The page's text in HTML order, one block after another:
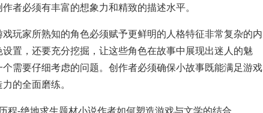
者必须有丰富的想象力和精致的描述水平。
玩家所熟知的角色必须赋予更鲜明的人格特征非常复杂的内
置，还要充分挖掘，让这些角色在故事中展现出迷人的魅
需要仔细考虑的问题。创作者必须确保小故事既能满足游戏
的全面磨练。